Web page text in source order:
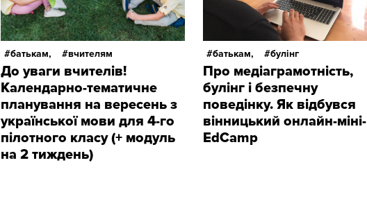
батькам, вчителям
До уваги вчителів!
Календарно-тематичне
планування на вересень з
української мови для 4-го
пілотного класу (+ модуль
на 2 тиждень)
батькам, булінг
Про медіаграмотність,
булінг і безпечну
поведінку. Як відбувся
вінницький онлайн-міні-
EdCamp